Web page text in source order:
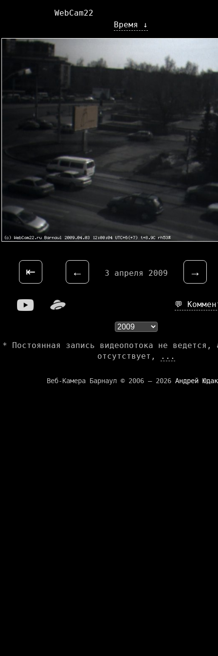
Время ↓
WebCam22
⇤ ← 3 апреля 2009 →
💬
* Постоянная запись видеопотока не ведется,
отсутствует,
...
Веб-Камера Барнаул © 2006 — 2026 Андрей